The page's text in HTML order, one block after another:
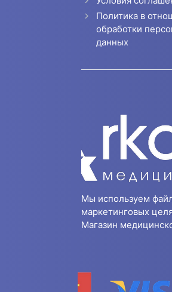
Политика в
обработки
данных
Мы используем
маркетинговых
Магазин